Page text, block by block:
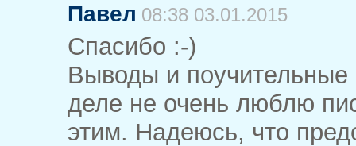
Павел 08:38 03.01.2015
Спасибо :-)
Выводы и
деле не очень люблю
этим. Надеюсь, что